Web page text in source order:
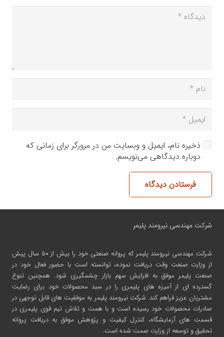
ذخیره نام، ایمیل و وبسایت من در مرورگر برای زمانی که
دوباره دیدگاهی می‌نویسم.
فرستادن دیدگاه
شرکت مهندسی نیرومند پلیمر
شرکت مهندسی نیرومند پلیمر
که پروانه صنعتی خود را بیش از ۵۰ سال پیش
از وزارت صنعت وقت دریافت نموده، توانسته است با حضور فعال خود در
صنعت پلیمر موفق به افزایش سهم بازار چشمگیری شود. همچنین تنوع
گسترده ای از آمیزه های پلیمری را در سبد محصولات خود برای رضایت
مشتریان عزیز فراهم کند. شرکت نیرومند پلیمر به موفقیت های قابل توجهی در
صادرات محصولات خود رسیده است و با همت و تلاش تیم قوی پلیمری در
قسمت های آزمایشگاه، کنترل کیفیت و پژوهش موفق به دریافت پروانه
تحقیق و توسعه از وزارت صمت شده است.